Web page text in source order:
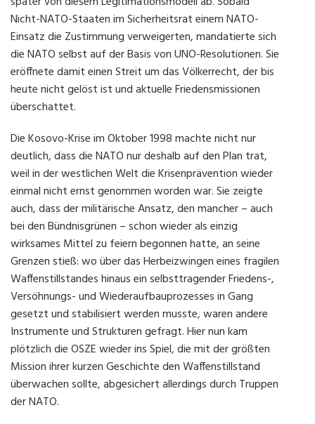
Nicht-NATO-Staaten im Sicherheitsrat einem NATO-
Einsatz die Zustimmung verweigerten, mandatierte sich
die NATO selbst auf der Basis von UNO-Resolutionen. Sie
eröffnete damit einen Streit um das Völkerrecht, der bis
heute nicht gelöst ist und aktuelle Friedensmissionen
überschattet.
Die Kosovo-Krise im Oktober 1998 machte nicht nur
deutlich, dass die NATO nur deshalb auf den Plan trat,
weil in der westlichen Welt die Krisenprävention wieder
einmal nicht ernst genommen worden war. Sie zeigte
auch, dass der militärische Ansatz, den mancher – auch
bei den Bündnisgrünen – schon wieder als einzig
wirksames Mittel zu feiern begonnen hatte, an seine
Grenzen stieß: wo über das Herbeizwingen eines fragilen
Waffenstillstandes hinaus ein selbsttragender Friedens-,
Versöhnungs- und Wiederaufbauprozesses in Gang
gesetzt und stabilisiert werden musste, waren andere
Instrumente und Strukturen gefragt. Hier nun kam
plötzlich die OSZE wieder ins Spiel, die mit der größten
Mission ihrer kurzen Geschichte den Waffenstillstand
überwachen sollte, abgesichert allerdings durch Truppen
der NATO.